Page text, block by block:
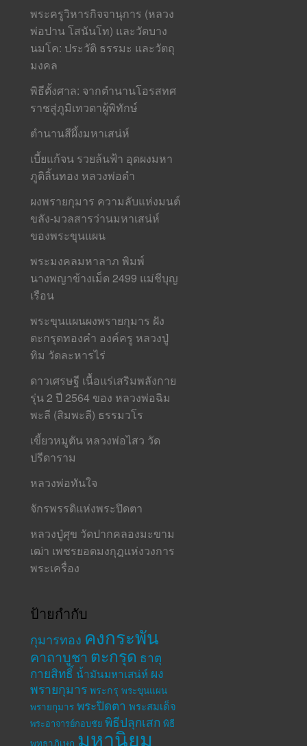
พระครูวิหารกิจจานุการ (หลวง
พ่อปาน โสนันโท) และวัดบาง
นมโค: ประวัติ ธรรมะ และวัตถุ
มงคล
พิธีตั้งศาล: จากตำนานโอรสทศ
ราชสู่ภูมิเทวดาผู้พิทักษ์
ตำนานสีผึ้งมหาเสน่ห์
เบี้ยแก้จน รวยล้นฟ้า อุดผงมหา
ภูติลิ้นทอง หลวงพ่อดำ
ผงพรายกุมาร ความลับแห่งมนต์
ขลัง-มวลสารว่านมหาเสน่ห์
ของพระขุนแผน
พระมงคลมหาลาภ พิมพ์
นางพญาข้างเม็ด 2499 แม่ชีบุญ
เรือน
พระขุนแผนผงพรายกุมาร ฝัง
ตะกรุดทองคำ องค์ครู หลวงปู่
ทิม วัดละหารไร่
ดาวเศรษฐี เนื้อแร่เสริมพลังกาย
รุ่น 2 ปี 2564 ของ หลวงพ่อฉิม
พะลี (สิมพะลี) ธรรมวโร
เขี้ยวหมูตัน หลวงพ่อไสว วัด
ปรีดาราม
หลวงพ่อทันใจ
จักรพรรดิแห่งพระปิดตา
หลวงปู่ศุข วัดปากคลองมะขาม
เฒ่า เพชรยอดมงกุฎแห่งวงการ
พระเครื่อง
ป้ายกำกับ
กุมารทอง คงกระพัน
คาถาบูชา ตะกรุด ธาตุ
กายสิทธิ์ น้ำมันมหาเสน่ห์ ผง
พรายกุมาร พระกรุ พระขุนแผน
พรายกุมาร พระปิดตา พระสมเด็จ
พระอาจารย์กอบชัย พิธีปลุกเสก พิธี
พุทธาภิเษก มหานิยม